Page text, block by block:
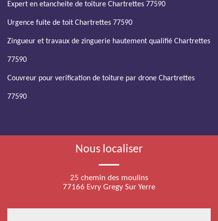
Expert en etancheite de toiture Chartrettes 77590
Urgence fuite de toit Chartrettes 77590
Zingueur et travaux de zinguerie hautement qualifié Chartrettes
77590
Couvreur pour verification de toiture par drone Chartrettes
77590
Nous localiser
25 chemin des moulins
77166 Evry Gregy Sur Yerre